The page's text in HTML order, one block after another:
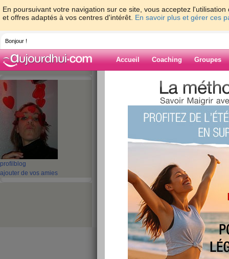
En poursuivant votre navigation sur ce site, vous acceptez
et offres adaptés à vos centres d'intérêt. En savoir plus et gérer ces
Bonjour !
Accueil Coaching Groupes
profil blog
ajouter de vos amies
> > Pensée du
Blog de cilie
Pensée du jour